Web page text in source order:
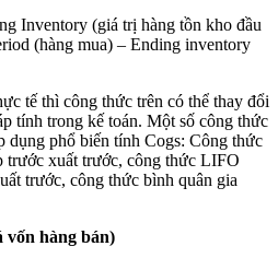
Inventory (giá trị hàng tồn kho đầu
(hàng mua) – Ending inventory
tế thì công thức trên có thể thay đổi
tính trong kế toán. Một số công thức
dụng phổ biến tính Cogs: Công thức
trước xuất trước, công thức LIFO
trước, công thức bình quân gia
vốn hàng bán)